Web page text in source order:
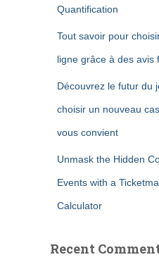
Quantification
Tout savoir pour
ligne grâce à des avis
Découvrez le futur du
choisir un nouveau
vous convient
Unmask the Hidden
Events with a
Calculator
Recent